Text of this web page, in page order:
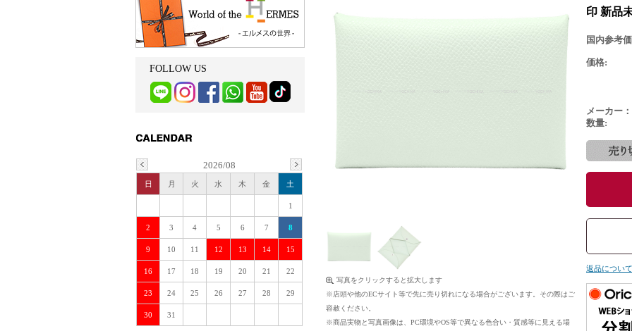
写真をクリックすると拡大します
※店頭や他のECサイト等で先に売り切れになる場合がございます。その際はご
容赦ください。
※商品実物と写真画像は、PC環境やOS等で異なる色合い・質感等に見える場
印 新品
国内参考
価格:
メーカー：
数量:
返品につい
FOLLOW US
2026/08
日 月 火 水 木 金 土
1
2 3 4 5 6 7 8
9 10 11 12 13 14 15
16 17 18 19 20 21 22
23 24 25 26 27 28 29
30 31